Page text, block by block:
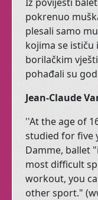
pokrenuo
plesali samo
kojima se ističu i
borilačkim
pohađali su
Jean-Claude
''At the age of
studied for five
Damme, ballet
most difficult
workout, you
other sport."